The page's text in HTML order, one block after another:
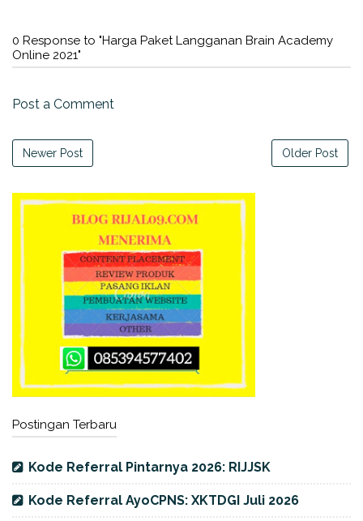
0 Response to "Harga Paket Langganan Brain Academy
Online 2021"
Post a Comment
Newer Post Older Post
Postingan Terbaru
Kode Referral Pintarnya 2026: RIJJSK
Kode Referral AyoCPNS: XKTDGI Juli 2026